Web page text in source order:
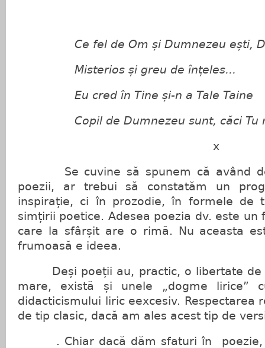
Ce fel de Om și Dumnezeu ești,
Misterios și greu de înțeles...
Eu cred în Tine și-n a Tale Taine
Copil de Dumnezeu sunt, căci Tu
x
Se cuvine să spunem că având
poezii, ar trebui să constatăm un
inspirație, ci în prozodie, în formele de
simțirii poetice. Adesea poezia dv. este un
care la sfârșit are o rimă. Nu aceasta
frumoasă e ideea.
Deși poeții au, practic, o libertate de
mare, există și unele „dogme
didacticismului liric eexcesiv. Respectarea
de tip clasic, dacă am ales acest tip de
. Chiar dacă dăm sfaturi în poezie,